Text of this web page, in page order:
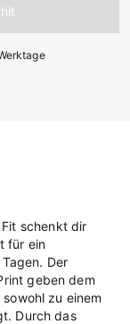
schenkt dir
für ein
Der
geben dem
zu einem
Durch das